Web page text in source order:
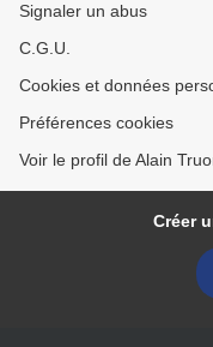
Signaler un abus
C.G.U.
Cookies et données
Préférences cookies
Voir le profil de Alain
Créer